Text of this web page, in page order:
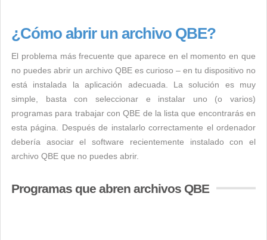
¿Cómo abrir un archivo QBE?
El problema más frecuente que aparece en el momento en que
no puedes abrir un archivo QBE es curioso – en tu dispositivo no
está instalada la aplicación adecuada. La solución es muy
simple, basta con seleccionar e instalar uno (o varios)
programas para trabajar con QBE de la lista que encontrarás en
esta página. Después de instalarlo correctamente el ordenador
debería asociar el software recientemente instalado con el
archivo QBE que no puedes abrir.
Programas que abren archivos QBE